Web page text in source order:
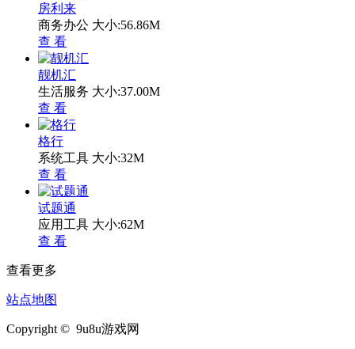
房利来
商务办公 大小:56.86M
查 看
靓机汇
生活服务 大小:37.00M
查 看
格行
系统工具 大小:32M
查 看
试题通
应用工具 大小:62M
查 看
查看更多
站点地图
Copyright © 9u8u游戏网